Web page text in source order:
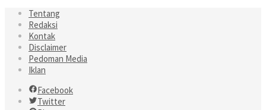
Tentang
Redaksi
Kontak
Disclaimer
Pedoman Media
Iklan
Facebook
Twitter